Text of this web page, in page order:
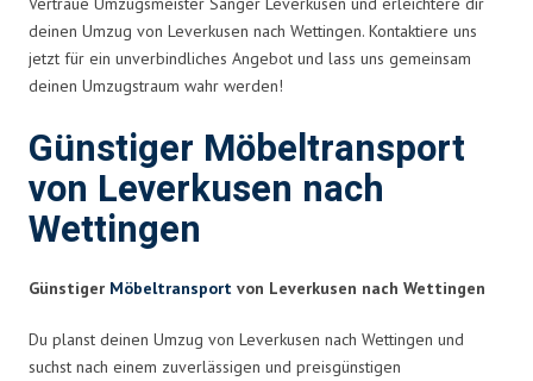
deinen Umzug von Leverkusen nach Wettingen. Kontaktiere uns
jetzt für ein unverbindliches Angebot und lass uns gemeinsam
deinen Umzugstraum wahr werden!
Günstiger Möbeltransport
von Leverkusen nach
Wettingen
Günstiger Möbeltransport von Leverkusen nach Wettingen
Du planst deinen Umzug von Leverkusen nach Wettingen und
suchst nach einem zuverlässigen und preisgünstigen